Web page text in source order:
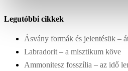
Legutóbbi cikkek
Ásvány formák és jelentésük –
Labradorit – a misztikum köve
Ammonitesz fosszília – az idő